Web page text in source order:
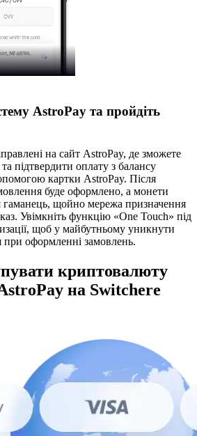
AstroPay та пройдіть
на сайт AstroPay, де зможете
підтвердити оплату з балансу
картки AstroPay. Після
буде оформлено, а монети
гаманець, щойно мережа призначення
Увімкніть функцію «One Touch» під
щоб у майбутньому уникнути
при оформленні замовлень.
криптовалюту
на Switchere